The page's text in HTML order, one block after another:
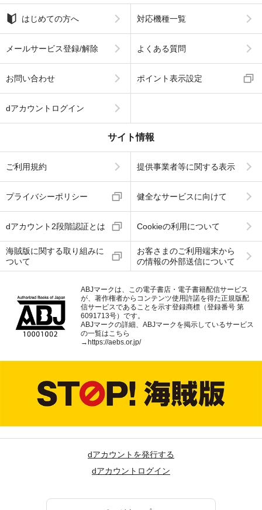
はじめての方へ 対応機種一覧
メールサービス登録/解除 よくある質問
お問い合わせ ポイント表示設定
dアカウントログイン
サイト情報
ご利用規約 提供事業者等に関する表示
プライバシーポリシー 健全なサービスに向けて
dアカウント2段階認証とは Cookieの利用について
海賊版に関する取り組みに
ついて
お客さまのご利用端末から
の情報の外部送信について
ABJマークは、この電子書店・電子書籍配信サービス
が、著作権者からコンテンツ使用許諾を得た正規版配
信サービスであることを示す登録商標（登録番号 第
6091713号）です。
ABJマークの詳細、ABJマークを掲示しているサービス
の一覧はこちら
→ https://aebs.or.jp/
dアカウントを発行する
dアカウントログイン